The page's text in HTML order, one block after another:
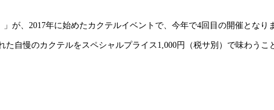
が、2017年に始めたカクテルイベントで、今年で4回目の開催とな
自慢のカクテルをスペシャルプライス1,000円（税サ別）で味わう